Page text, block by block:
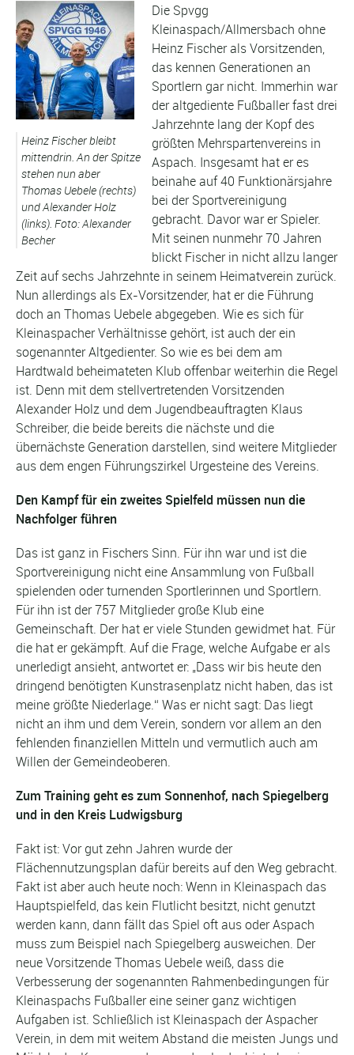
Heinz Fischer bleibt
mittendrin. An der Spitze
stehen nun aber
Thomas Uebele (rechts)
und Alexander Holz
(links). Foto: Alexander
Becher
Die Spvgg
Kleinaspach/Allmersbach ohne
Heinz Fischer als Vorsitzenden,
das kennen Generationen an
Sportlern gar nicht. Immerhin war
der altgediente Fußballer fast drei
Jahrzehnte lang der Kopf des
größten Mehrspartenvereins in
Aspach. Insgesamt hat er es
beinahe auf 40 Funktionärsjahre
bei der Sportvereinigung
gebracht. Davor war er Spieler.
Mit seinen nunmehr 70 Jahren
blickt Fischer in nicht allzu langer
Zeit auf sechs Jahrzehnte in seinem Heimatverein zurück.
Nun allerdings als Ex-Vorsitzender, hat er die Führung
doch an Thomas Uebele abgegeben. Wie es sich für
Kleinaspacher Verhältnisse gehört, ist auch der ein
sogenannter Altgedienter. So wie es bei dem am
Hardtwald beheimateten Klub offenbar weiterhin die Regel
ist. Denn mit dem stellvertretenden Vorsitzenden
Alexander Holz und dem Jugendbeauftragten Klaus
Schreiber, die beide bereits die nächste und die
übernächste Generation darstellen, sind weitere Mitglieder
aus dem engen Führungszirkel Urgesteine des Vereins.
Den Kampf für ein zweites Spielfeld müssen nun die
Nachfolger führen
Das ist ganz in Fischers Sinn. Für ihn war und ist die
Sportvereinigung nicht eine Ansammlung von Fußball
spielenden oder turnenden Sportlerinnen und Sportlern.
Für ihn ist der 757 Mitglieder große Klub eine
Gemeinschaft. Der hat er viele Stunden gewidmet hat. Für
die hat er gekämpft. Auf die Frage, welche Aufgabe er als
unerledigt ansieht, antwortet er: „Dass wir bis heute den
dringend benötigten Kunstrasenplatz nicht haben, das ist
meine größte Niederlage.“ Was er nicht sagt: Das liegt
nicht an ihm und dem Verein, sondern vor allem an den
fehlenden finanziellen Mitteln und vermutlich auch am
Willen der Gemeindeoberen.
Zum Training geht es zum Sonnenhof, nach Spiegelberg
und in den Kreis Ludwigsburg
Fakt ist: Vor gut zehn Jahren wurde der
Flächennutzungsplan dafür bereits auf den Weg gebracht.
Fakt ist aber auch heute noch: Wenn in Kleinaspach das
Hauptspielfeld, das kein Flutlicht besitzt, nicht genutzt
werden kann, dann fällt das Spiel oft aus oder Aspach
muss zum Beispiel nach Spiegelberg ausweichen. Der
neue Vorsitzende Thomas Uebele weiß, dass die
Verbesserung der sogenannten Rahmenbedingungen für
Kleinaspachs Fußballer eine seiner ganz wichtigen
Aufgaben ist. Schließlich ist Kleinaspach der Aspacher
Verein, in dem mit weitem Abstand die meisten Jungs und